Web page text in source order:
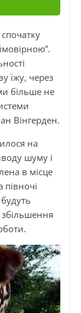
їжу, через
більше не
Вінгерден.
на
шуму і
​​в місце
збільшення